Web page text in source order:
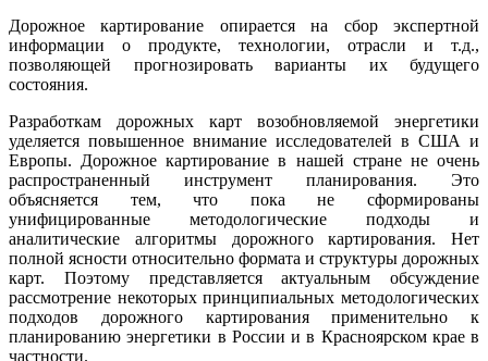
Дорожное картирование опирается на сбор экспертной
информации о продукте, технологии, отрасли и т.д.,
позволяющей прогнозировать варианты их будущего
состояния.
Разработкам дорожных карт возобновляемой энергетики
уделяется повышенное внимание исследователей в США и
Европы. Дорожное картирование в нашей стране не очень
распространенный инструмент планирования. Это
объясняется тем, что пока не сформированы
унифицированные методологические подходы и
аналитические алгоритмы дорожного картирования. Нет
полной ясности относительно формата и структуры дорожных
карт. Поэтому представляется актуальным обсуждение
рассмотрение некоторых принципиальных методологических
подходов дорожного картирования применительно к
планированию энергетики в России и в Красноярском крае в
частности.